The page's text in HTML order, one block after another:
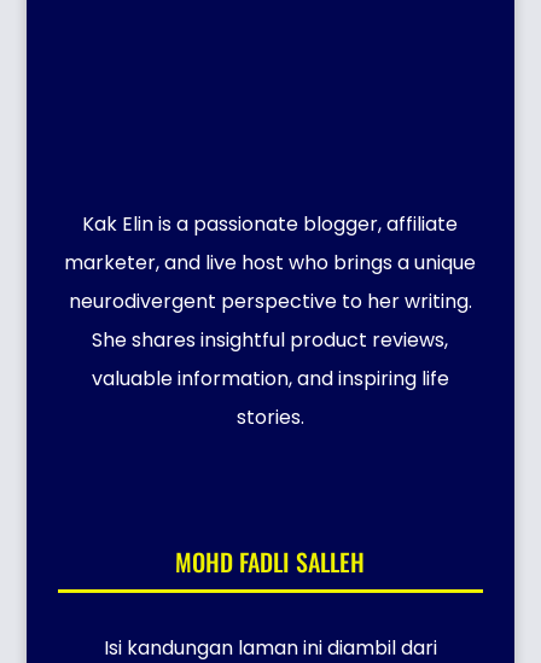
Kak Elin is a passionate blogger, affiliate
marketer, and live host who brings a unique
neurodivergent perspective to her writing.
She shares insightful product reviews,
valuable information, and inspiring life
stories.
MOHD FADLI SALLEH
Isi kandungan laman ini diambil dari